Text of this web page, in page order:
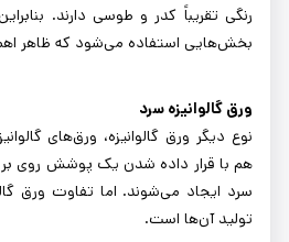
رنگی تقریباً کدر و طوسی دارند.
بخش‌هایی استفاده می‌شود که ظاهر
ورق گالوانیزه سرد
نوع دیگر ورق گالوانیزه، ورق‌های
هم با قرار داده شدن یک پوشش روی
سرد ایجاد می‌شوند. اما تفاوت ورق
تولید آن‌ها است.